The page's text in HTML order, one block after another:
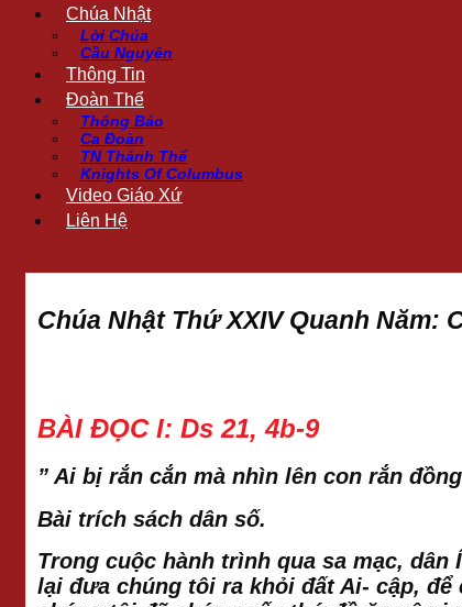
Chúa Nhật
Lời Chúa
Cầu Nguyện
Thông Tin
Đoàn Thể
Thông Báo
Ca Đoàn
TN Thánh Thể
Knights Of Columbus
Video Giáo Xứ
Liên Hệ
Chúa Nhật Thứ XXIV Quanh
BÀI ĐỌC I: Ds 21, 4b-9
” Ai bị rắn cắn mà nhìn lên con rắn
Bài trích sách dân số.
Trong cuộc hành trình qua sa mạc, dân
lại đưa chúng tôi ra khỏi đất Ai- cập,